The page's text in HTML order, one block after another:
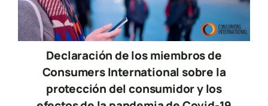
Declaración de los miembros de
Consumers International sobre la
protección del consumidor y los